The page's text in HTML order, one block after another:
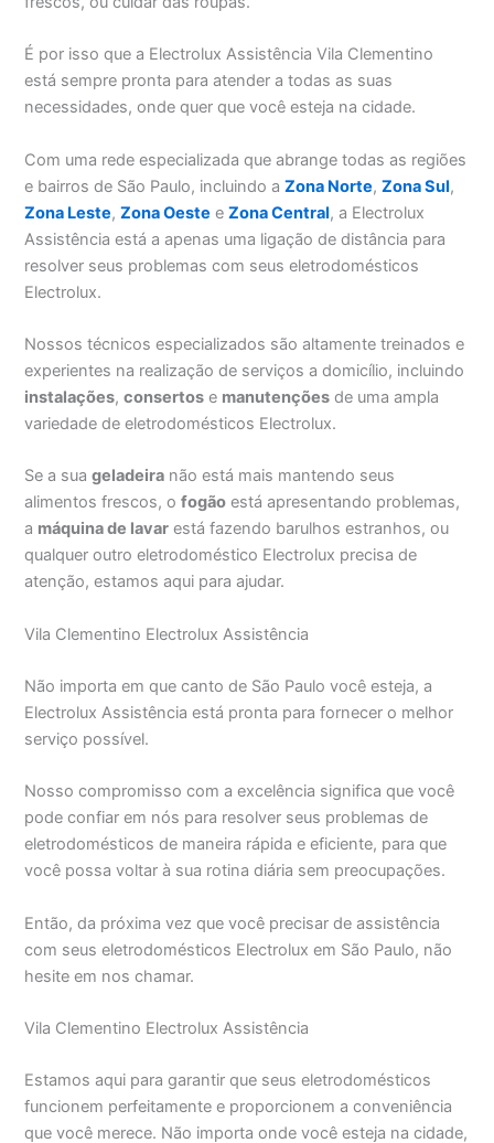
É por isso que a Electrolux Assistência Vila Clementino
está sempre pronta para atender a todas as suas
necessidades, onde quer que você esteja na cidade.
Com uma rede especializada que abrange todas as regiões
e bairros de São Paulo, incluindo aZona Norte,Zona Sul,
Zona Leste,Zona Oeste eZona Central, a Electrolux
Assistência está a apenas uma ligação de distância para
resolver seus problemas com seus eletrodomésticos
Electrolux.
Nossos técnicos especializados são altamente treinados e
experientes na realização de serviços a domicílio, incluindo
instalações,consertos e manutenções de uma ampla
variedade de eletrodomésticos Electrolux.
Se a suageladeira não está mais mantendo seus
alimentos frescos, ofogão está apresentando problemas,
a máquina de lavar está fazendo barulhos estranhos, ou
qualquer outro eletrodoméstico Electrolux precisa de
atenção, estamos aqui para ajudar.
Vila Clementino Electrolux Assistência
Não importa em que canto de São Paulo você esteja, a
Electrolux Assistência está pronta para fornecer o melhor
serviço possível.
Nosso compromisso com a excelência significa que você
pode confiar em nós para resolver seus problemas de
eletrodomésticos de maneira rápida e eficiente, para que
você possa voltar à sua rotina diária sem preocupações.
Então, da próxima vez que você precisar de assistência
com seus eletrodomésticos Electrolux em São Paulo, não
hesite em nos chamar.
Vila Clementino Electrolux Assistência
Estamos aqui para garantir que seus eletrodomésticos
funcionem perfeitamente e proporcionem a conveniência
que você merece. Não importa onde você esteja na cidade,